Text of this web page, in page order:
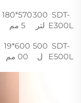
SDT-
E300L
300
لتر
570*180
5 مم
SDT-
E500L
500
ل
600*19
00 مم